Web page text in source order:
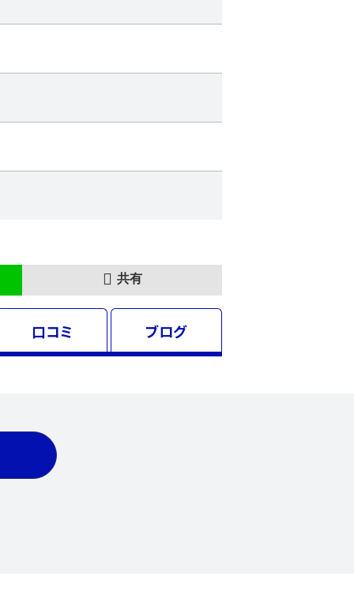
共有
口コミ ブログ